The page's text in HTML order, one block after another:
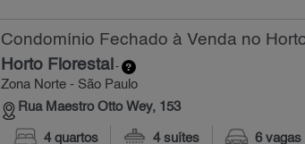
Condomínio Fechado à Venda no
Horto Florestal -
Zona Norte - São Paulo
Rua Maestro Otto Wey, 153
4 quartos 4 suítes 6 vagas